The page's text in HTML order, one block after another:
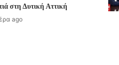
στη Δυτική Αττική
ago